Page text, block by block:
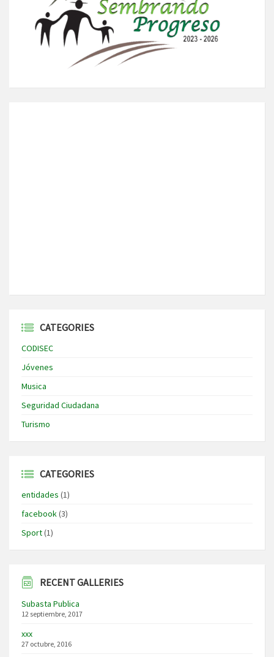
CATEGORIES
CODISEC
Jóvenes
Musica
Seguridad Ciudadana
Turismo
CATEGORIES
entidades (1)
facebook(3)
Sport(1)
RECENT GALLERIES
Subasta Publica
12 septiembre, 2017
xxx
27 octubre, 2016